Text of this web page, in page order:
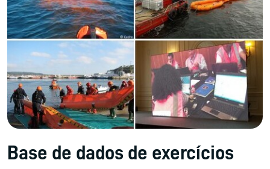
Base de dados de exercícios